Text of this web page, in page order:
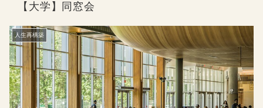
【大学】同窓会
人生再構築